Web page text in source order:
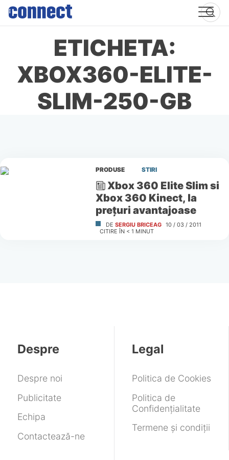
Skip
content
ETICHETA:
XBOX360-ELITE-
SLIM-250-GB
PRODUSE STIRI
Xbox 360 Elite Slim si
Xbox 360 Kinect, la
preţuri avantajoase
DE SERGIU BRICEAG 10 / 03 / 2011
CITIRE ÎN < 1 MINUT
Despre
Despre noi
Publicitate
Echipa
Contactează-ne
Legal
Politica de Cookies
Politica de
Confidențialitate
Termene și condiții